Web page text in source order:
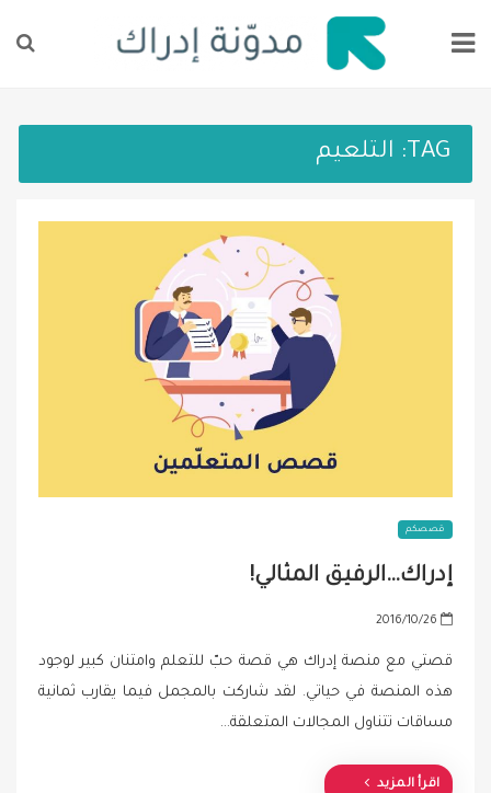
TAG: التلعيم
قصصكم
إدراك…الرفيق المثالي!
P
t
e
o
2016/10/26
قصتي مع منصة إدراك هي قصة حبّ للتعلم وامتنان كبير لوجود
هذه المنصة في حياتي. لقد شاركت بالمجمل فيما يقارب ثمانية
مساقات تتناول المجالات المتعلقة…
اقرأ المزيد